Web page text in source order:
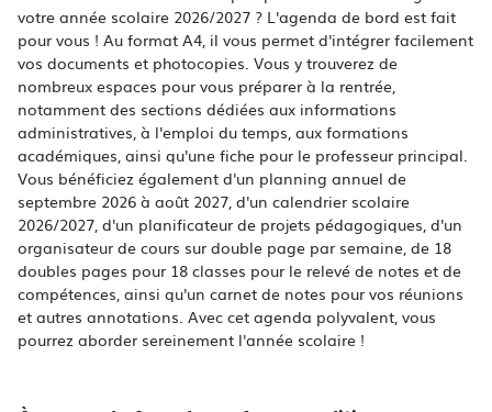
votre année scolaire 2026/2027 ? L'agenda de bord est fait
pour vous ! Au format A4, il vous permet d'intégrer facilement
vos documents et photocopies. Vous y trouverez de
nombreux espaces pour vous préparer à la rentrée,
notamment des sections dédiées aux informations
administratives, à l'emploi du temps, aux formations
académiques, ainsi qu'une fiche pour le professeur principal.
Vous bénéficiez également d'un planning annuel de
septembre 2026 à août 2027, d'un calendrier scolaire
2026/2027, d'un planificateur de projets pédagogiques, d'un
organisateur de cours sur double page par semaine, de 18
doubles pages pour 18 classes pour le relevé de notes et de
compétences, ainsi qu'un carnet de notes pour vos réunions
et autres annotations. Avec cet agenda polyvalent, vous
pourrez aborder sereinement l'année scolaire !